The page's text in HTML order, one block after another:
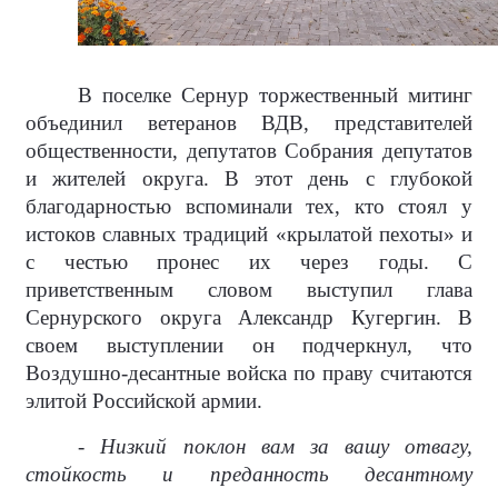
В поселке Сернур торжественный митинг
объединил ветеранов ВДВ, представителей
общественности, депутатов Собрания депутатов
и жителей округа. В этот день с глубокой
благодарностью вспоминали тех, кто стоял у
истоков славных традиций «крылатой пехоты» и
с честью пронес их через годы. С
приветственным словом выступил глава
Сернурского округа Александр Кугергин. В
своем выступлении он подчеркнул, что
Воздушно-десантные войска по праву считаются
элитой Российской армии.
- Низкий поклон вам за вашу отвагу,
стойкость и преданность десантному